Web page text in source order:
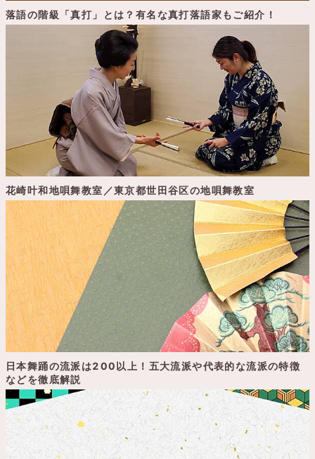
落語の階級「真打」とは？有名な真打落語家もご紹介！
花崎叶和地唄舞教室／東京都世田谷区の地唄舞教室
日本舞踊の流派は200以上！五大流派や代表的な流派の特徴
などを徹底解説